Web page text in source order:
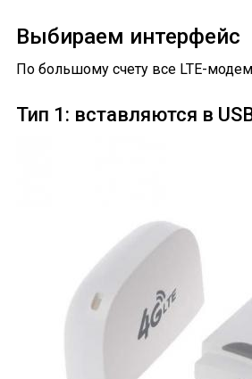
Выбираем интерфейс
По большому счету все LTE-
Тип 1: вставляются в